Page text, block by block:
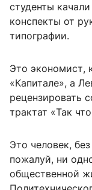
студенты
конспекты от
типографии.
Это экономист,
«Капитале», а
рецензировать
трактат «Так
Это человек,
пожалуй, ни
общественной